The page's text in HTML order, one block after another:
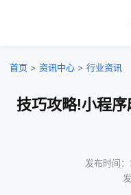
首页 > 资讯中心 > 行业资讯
技巧攻略!小程
发布时间